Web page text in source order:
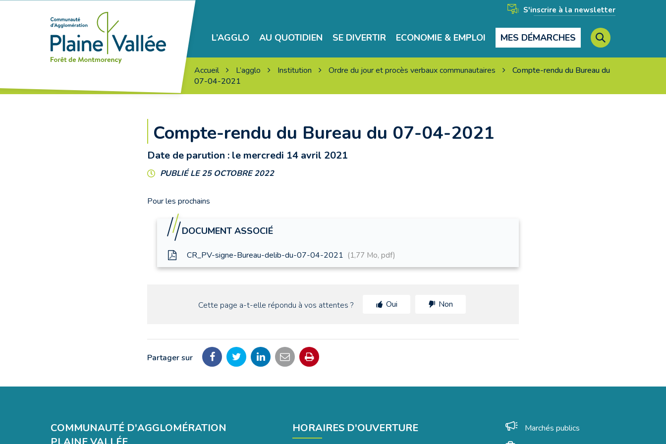
S'inscrire à la newsletter
Agglomération
Plaine
Vallée
L’AGGLO AU QUOTIDIEN SE DIVERTIR ECONOMIE & EMPLOI MES DÉMARCHES RECHERCHE
FERMER
Accueil L’agglo Institution Ordre du jour et procès verbaux communautaires
Compte-rendu du Bureau du
07-04-2021
Compte-rendu du Bureau du 07-04-2021
Date de parution : le mercredi 14 avril 2021
PUBLIÉ LE 25 OCTOBRE 2022
Pour les prochains
DOCUMENT ASSOCIÉ
CR_PV-signe-Bureau-delib-du-07-04-2021 1,77 Mo, pdf
Cette page a-t-elle répondu à vos attentes ? Oui Non
Partager sur
Partager
Facebook
Partager
Twitter
Partager
LinkedIn
Partager
email
Imprimer
page
COMMUNAUTÉ D'AGGLOMÉRATION
HORAIRES D'OUVERTURE
Marchés publics